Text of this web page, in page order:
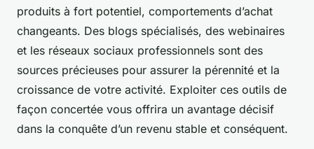
produits à fort potentiel, comportements d’achat
changeants. Des blogs spécialisés, des webinaires
et les réseaux sociaux professionnels sont des
sources précieuses pour assurer la pérennité et la
croissance de votre activité. Exploiter ces outils de
façon concertée vous offrira un avantage décisif
dans la conquête d’un revenu stable et conséquent.